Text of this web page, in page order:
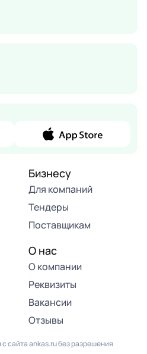
Бизнесу
Для компаний
Тендеры
Поставщикам
О нас
О компании
Реквизиты
Вакансии
Отзывы
сайта ankas.ru без разрешения